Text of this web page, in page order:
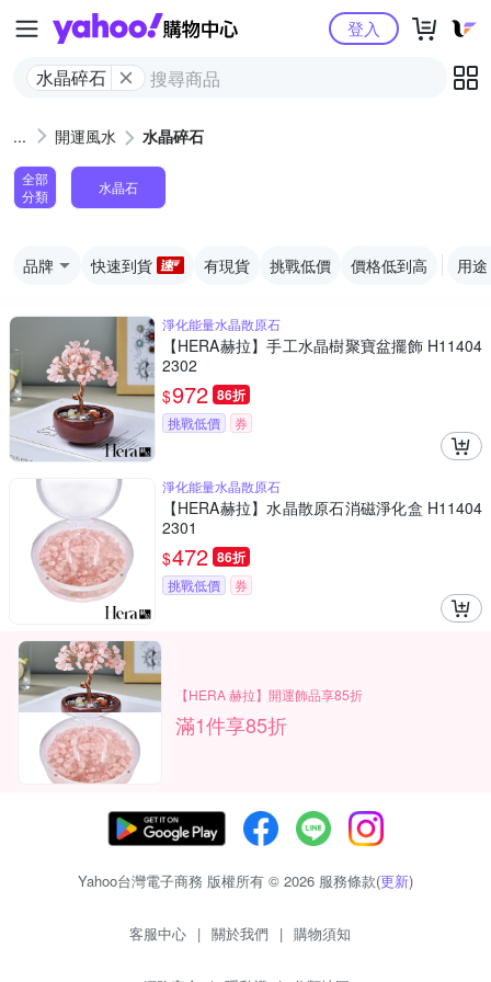
Yahoo購物中心
水晶碎石
登入
開運風水 水晶碎石
全部
分類
水晶石
品牌 快速到貨 有現貨 挑戰低價 價格低到高 用途
淨化能量水晶散原石
【HERA赫拉】手工水晶樹聚寶盆擺飾 H11404
2302
$972 86折
挑戰低價 券
淨化能量水晶散原石
【HERA赫拉】水晶散原石消磁淨化盒 H11404
2301
$472 86折
挑戰低價 券
【HERA 赫拉】開運飾品享85折
滿1件享85折
Yahoo台灣電子商務 版權所有 © 2026 服務條款(更新)
客服中心 | 關於我們 | 購物須知